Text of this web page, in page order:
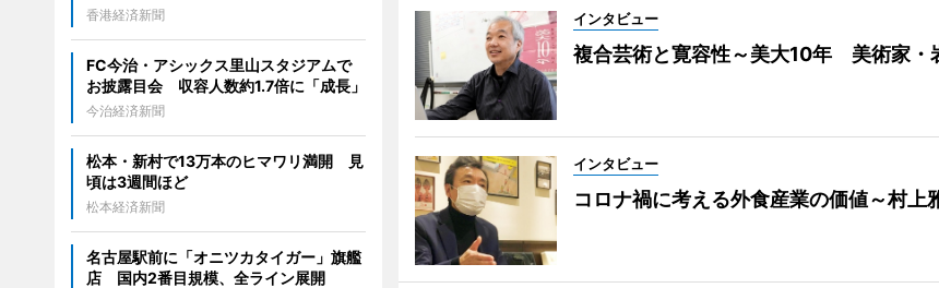
インタビュー
複合芸術と寛容性～美大10年 美術家・
インタビュー
コロナ禍に考える外食産業の価値～村上
香港経済新聞
FC今治・アシックス里山スタジアムで
お披露目会 収容人数約1.7倍に「成長」
今治経済新聞
松本・新村で13万本のヒマワリ満開 見
頃は3週間ほど
松本経済新聞
名古屋駅前に「オニツカタイガー」旗艦
店 国内2番目規模、全ライン展開